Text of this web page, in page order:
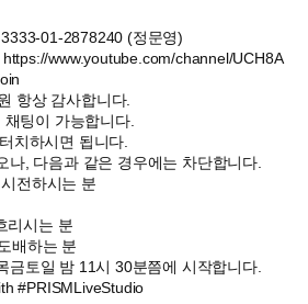
01-2878240 (정문영)
www.youtube.com/channel/UCH8A
항상 감사합니다.
팅이 가능합니다.
치하시면 됩니다.
나, 다음과 같은 경우에는 차단합니다.
전하시는 분
리시는 분
배하는 분
금토일 밤 11시 30분쯤에 시작합니다.
#PRISMLiveStudio